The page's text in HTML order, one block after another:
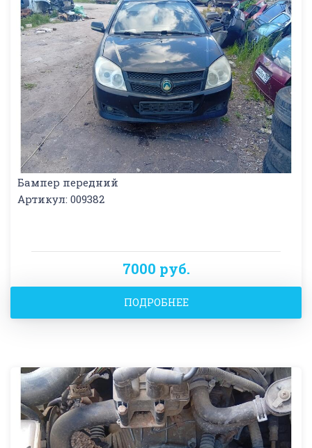
Бампер передний
Артикул: 009382
7000 руб.
ПОДРОБНЕЕ